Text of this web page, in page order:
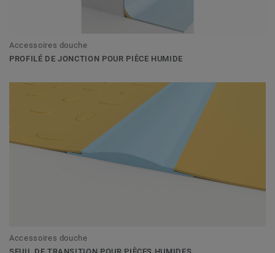
Accessoires douche
PROFILÉ DE JONCTION POUR PIÈCE HUMIDE
Accessoires douche